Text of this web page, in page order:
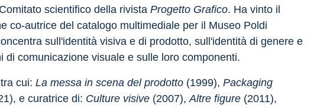
scientifico della rivista Progetto Grafico. Ha vinto il
co-autrice del catalogo multimediale per il Museo Poldi
sull'identità visiva e di prodotto, sull'identità di genere e
di comunicazione visuale e sulle loro componenti.
cui: La messa in scena del prodotto (1999), Packaging
e curatrice di: Culture visive (2007), Altre figure (2011),